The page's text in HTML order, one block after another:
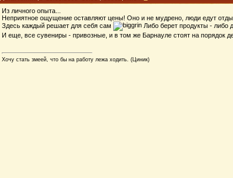
Из личного опыта...
Неприятное ощущение оставляют цены! Оно и не мудрено, люди едут
Здесь каждый решает для себя сам
Либо берет продукты - либо
И еще, все сувениры - привозные, и в том же Барнауле стоят на порядок
Хочу стать змеей, что бы на работу лежа ходить. (Циник)